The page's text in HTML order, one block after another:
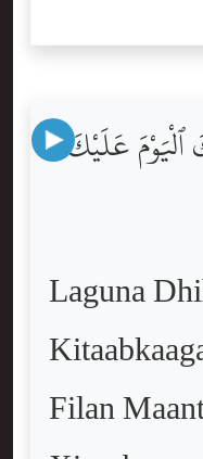
عَلَيْكَ
Laguna
Filan